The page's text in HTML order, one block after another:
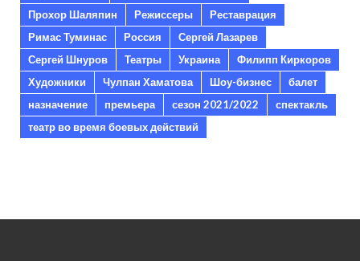
Прохор Шаляпин
Режиссеры
Реставрация
Римас Туминас
Россия
Сергей Лазарев
Сергей Шнуров
Театры Украина
Филипп Киркоров
Художники
Чулпан Хаматова Шоу-бизнес
балет
назначение
премьера сезон 2021/2022
спектакль
театр во время боевых действий